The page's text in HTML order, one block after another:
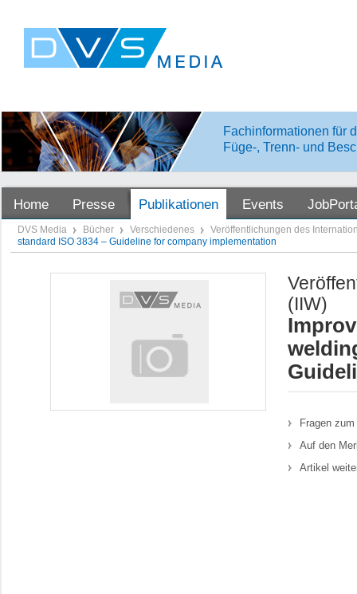
Fachinformationen für
Füge-, Trenn- und
Home Presse Publikationen Events
DVS Media Bücher Verschiedenes
Veröffentlichungen des
standard ISO 3834 – Guideline for company implementation
(IIW)
Fragen
Auf den
Artikel